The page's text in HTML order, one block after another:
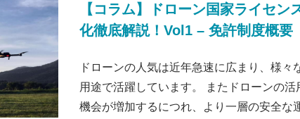
【コラム】ドローン国家ライセン
化徹底解説！Vol1 – 免許制度概要
ドローンの人気は近年急速に広まり、様々
用途で活躍しています。 またドローンの活
機会が増加するにつれ、より一層の安全な